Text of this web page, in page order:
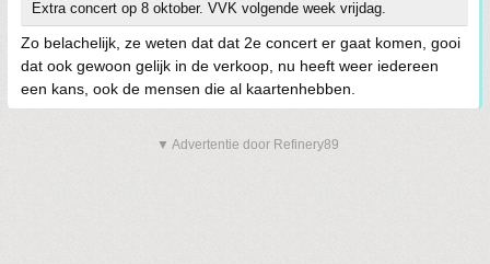
Extra concert op 8 oktober. VVK volgende week vrijdag.
Zo belachelijk, ze weten dat dat 2e concert er gaat komen, gooi
dat ook gewoon gelijk in de verkoop, nu heeft weer iedereen
een kans, ook de mensen die al kaartenhebben.
▼ Advertentie door Refinery89